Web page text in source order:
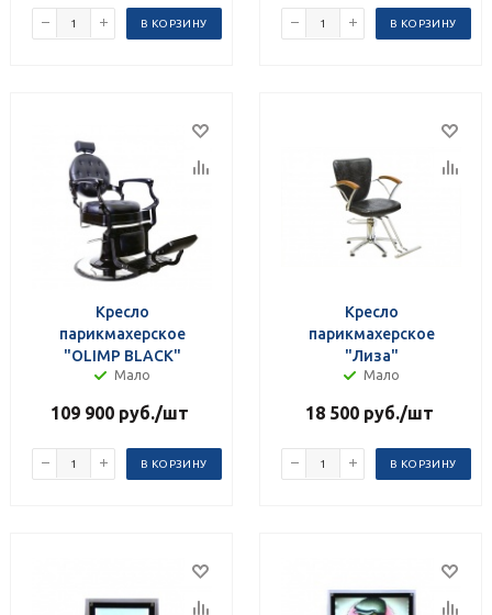
В КОРЗИНУ В КОРЗИНУ
Кресло
парикмахерское
"OLIMP BLACK"
Мало
109 900 руб./шт
В КОРЗИНУ
Кресло
парикмахерское
"Лиза"
Мало
18 500руб./шт
В КОРЗИНУ